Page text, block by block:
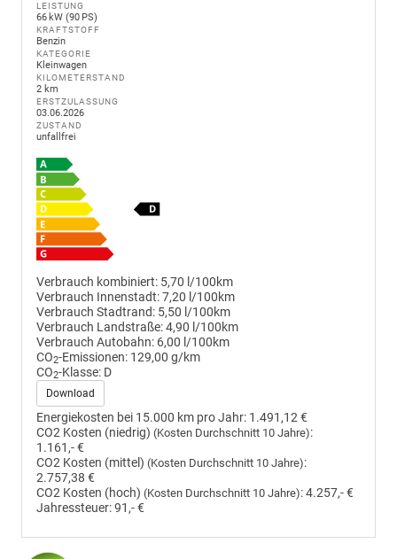
LEISTUNG
66 kW (90 PS)
KRAFTSTOFF
Benzin
KATEGORIE
Kleinwagen
KILOMETERSTAND
2 km
ERSTZULASSUNG
03.06.2026
ZUSTAND
unfallfrei
Verbrauch kombiniert: 5,70 l/100km
Verbrauch Innenstadt:7,20 l/100km
Verbrauch Stadtrand: 5,50 l/100km
Verbrauch Landstraße:4,90 l/100km
Verbrauch Autobahn: 6,00 l/100km
CO2-Emissionen: 129,00 g/km
CO2-Klasse: D
Download
Energiekosten bei 15.000 km pro Jahr: 1.491,12 €
CO2 Kosten (niedrig) (Kosten Durchschnitt 10 Jahre):
1.161,- €
CO2 Kosten (mittel) (Kosten Durchschnitt 10 Jahre):
2.757,38 €
CO2 Kosten (hoch) (Kosten Durchschnitt 10 Jahre):4.257,- €
Jahressteuer:91,- €